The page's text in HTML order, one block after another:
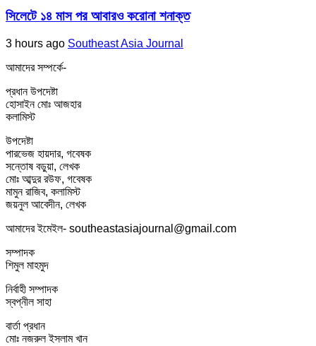
সিলেটে ১৪ মাস পর আবারও করোনা শনাক্ত
3 hours ago Southeast Asia Journal
আমাদের সম্পর্কে-
প্রধান উপদেষ্টা
হোসাইন মোঃ আজহার
কলামিস্ট
উপদেষ্টা
পারভেজ হায়দার, গবেষক
সন্তোষ বড়ুয়া, লেখক
মোঃ আব্দুর রউফ, গবেষক
মামুন রাজিব, কলামিস্ট
জয়নুল আবেদীন, লেখক
আমাদের ইমেইল- southeastasiajournal@gmail.com
সম্পাদক
শিমুল মাহমুদ
নির্বাহী সম্পাদক
স্বপ্নীল সাহা
বার্তা প্রধান
মোঃ নজরুল ইসলাম খান